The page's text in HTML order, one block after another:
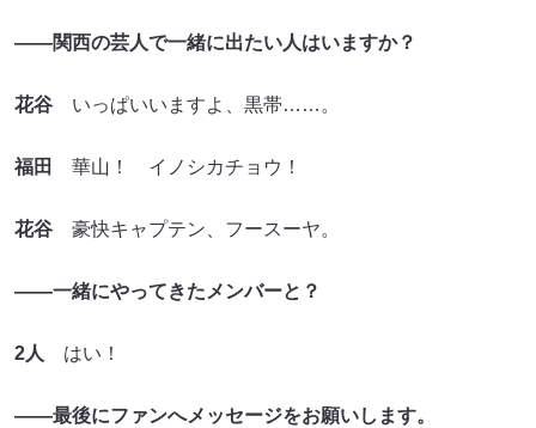
――関西の芸人で一緒に出たい人はいますか？
花谷 いっぱいいますよ、黒帯……。
福田 華山！ イノシカチョウ！
花谷 豪快キャプテン、フースーヤ。
――一緒にやってきたメンバーと？
2人 はい！
――最後にファンへメッセージをお願いします。